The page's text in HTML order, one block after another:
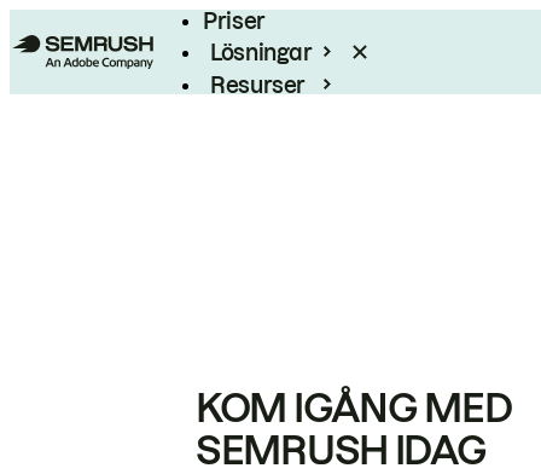
Priser
Lösningar
Resurser
KOM IGÅNG MED
SEMRUSH IDAG